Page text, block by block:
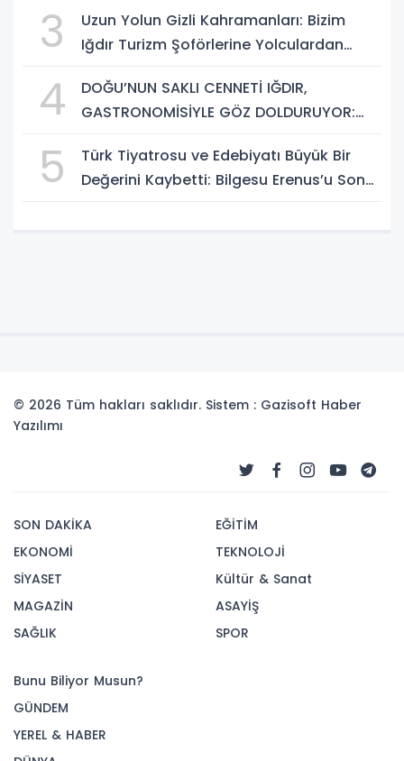
3
Uzun Yolun Gizli Kahramanları: Bizim
Iğdır Turizm Şoförlerine Yolculardan
4
DOĞU’NUN SAKLI CENNETİ IĞDIR,
GASTRONOMİSİYLE GÖZ DOLDURUYOR:
BULUŞMA NOKTASI
5
Türk Tiyatrosu ve Edebiyatı Büyük Bir
Değerini Kaybetti: Bilgesu Erenus’u Son
© 2026 Tüm hakları saklıdır. Sistem : Gazisoft Haber
Yazılımı
SON DAKİKA
EKONOMİ
SİYASET
MAGAZİN
SAĞLIK
EĞİTİM
TEKNOLOJİ
Kültür & Sanat
ASAYİŞ
SPOR
Bunu Biliyor Musun?
GÜNDEM
YEREL & HABER